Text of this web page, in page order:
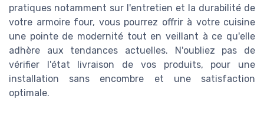
pratiques notamment sur l'entretien et la durabilité de
votre armoire four, vous pourrez offrir à votre cuisine
une pointe de modernité tout en veillant à ce qu'elle
adhère aux tendances actuelles. N'oubliez pas de
vérifier l'état livraison de vos produits, pour une
installation sans encombre et une satisfaction
optimale.